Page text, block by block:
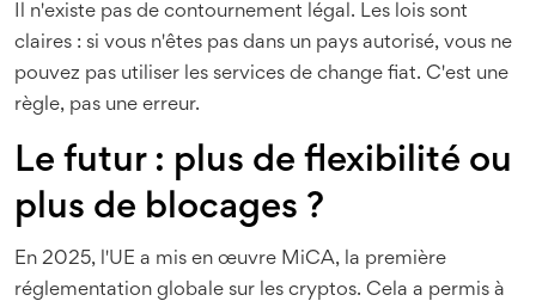
Il n'existe pas de contournement légal. Les lois sont
claires : si vous n'êtes pas dans un pays autorisé, vous ne
pouvez pas utiliser les services de change fiat. C'est une
règle, pas une erreur.
Le futur : plus de flexibilité ou
plus de blocages ?
En 2025, l'UE a mis en œuvre MiCA, la première
réglementation globale sur les cryptos. Cela a permis à